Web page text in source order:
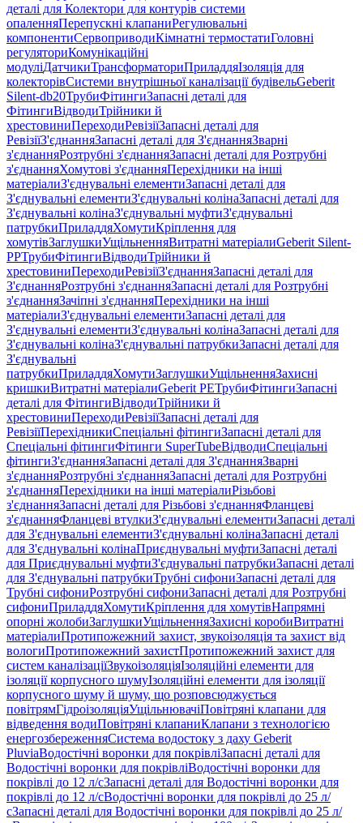
деталі для Колектори для контурів системи
опаленняПерепускні клапаниРегулювальні
компонентиСервоприводиКімнатні термостатиГоловні
регуляториКомунікаційні
модуліДатчикиТрансформаториПриладдяІзоляція для
колекторівСистеми внутрішньої каналізації будівельGeberit
Silent-db20ТрубиФітингиЗапасні деталі для
ФітингиВідводиТрійники й
хрестовиниПереходиРевізіїЗапасні деталі для
РевізіїЗ'єднанняЗапасні деталі для З'єднанняЗварні
з'єднанняРозтрубні з'єднанняЗапасні деталі для Розтрубні
з'єднанняХомутові з'єднанняПерехідники на інші
матеріалиЗ'єднувальні елементиЗапасні деталі для
З'єднувальні елементиЗ'єднувальні колінаЗапасні деталі для
З'єднувальні колінаЗ'єднувальні муфтиЗ'єднувальні
патрубкиПриладдяХомутиКріплення для
хомутівЗаглушкиУщільненняВитратні матеріалиGeberit Silent-
PPТрубиФітингиВідводиТрійники й
хрестовиниПереходиРевізіїЗ'єднанняЗапасні деталі для
З'єднанняРозтрубні з'єднанняЗапасні деталі для Розтрубні
з'єднанняЗачіпні з'єднанняПерехідники на інші
матеріалиЗ'єднувальні елементиЗапасні деталі для
З'єднувальні елементиЗ'єднувальні колінаЗапасні деталі для
З'єднувальні колінаЗ'єднувальні патрубкиЗапасні деталі для
З'єднувальні
патрубкиПриладдяХомутиЗаглушкиУщільненняЗахисні
кришкиВитратні матеріалиGeberit PEТрубиФітингиЗапасні
деталі для ФітингиВідводиТрійники й
хрестовиниПереходиРевізіїЗапасні деталі для
РевізіїПерехідникиСпеціальні фітингиЗапасні деталі для
Спеціальні фітингиФітинги SuperTubeВідводиСпеціальні
фітингиЗ'єднанняЗапасні деталі для З'єднанняЗварні
з'єднанняРозтрубні з'єднанняЗапасні деталі для Розтрубні
з'єднанняПерехідники на інші матеріалиРізьбові
з'єднанняЗапасні деталі для Різьбові з'єднанняФланцеві
з'єднанняФланцеві втулкиЗ'єднувальні елементиЗапасні деталі
для З'єднувальні елементиЗ'єднувальні колінаЗапасні деталі
для З'єднувальні колінаПриєднувальні муфтиЗапасні деталі
для Приєднувальні муфтиЗ'єднувальні патрубкиЗапасні деталі
для З'єднувальні патрубкиТрубні сифониЗапасні деталі для
Трубні сифониРозтрубні сифониЗапасні деталі для Розтрубні
сифониПриладдяХомутиКріплення для хомутівНапрямні
опорні жолобиЗаглушкиУщільненняЗахисні коробиВитратні
матеріалиПротипожежний захист, звукоізоляція та захист від
вологиПротипожежний захистПротипожежний захист для
систем каналізаціїЗвукоізоляціяІзоляційні елементи для
ізоляції корпусного шумуІзоляційні елементи для ізоляції
корпусного шуму й шуму, що розповсюджується
повітрямГідроізоляціяУщільнювачіПовітряні клапани для
відведення водиПовітряні клапаниКлапани з технологією
енергозбереженняСистема водостоку з даху Geberit
PluviaВодостічні воронки для покрівліЗапасні деталі для
Водостічні воронки для покрівліВодостічні воронки для
покрівлі до 12 л/сЗапасні деталі для Водостічні воронки для
покрівлі до 12 л/сВодостічні воронки для покрівлі до 25 л/
сЗапасні деталі для Водостічні воронки для покрівлі до 25 л/